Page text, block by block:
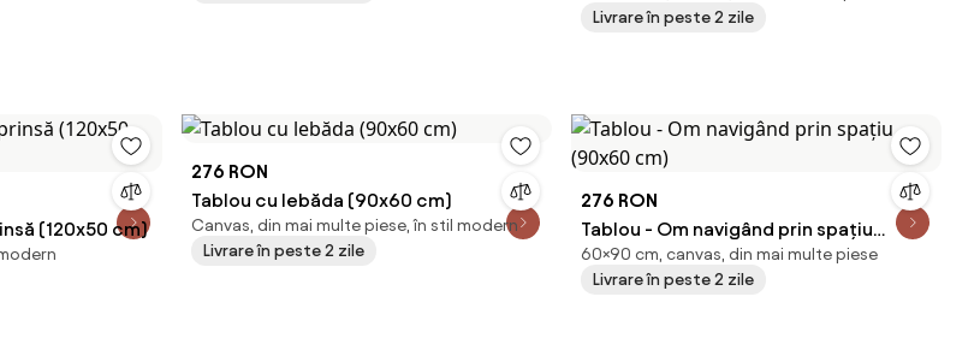
Livrare în peste 2 zile
(120x50 cm)
276 RON
Tablou cu lebăda (90x60 cm)
Canvas, din mai multe piese, în stil modern
Livrare în peste 2 zile
276 RON
Tablou - Om navigând prin spațiu
(90x60 cm)
60×90 cm, canvas, din mai multe piese
Livrare în peste 2 zile